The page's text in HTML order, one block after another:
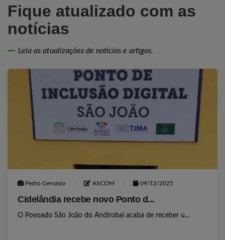
Fique atualizado com as
notícias
Leia as atualizações de notícias e artigos.
Pedro Gervásio ASCOM 09/12/2025
Cidelândia recebe novo Ponto d...
O Povoado São João do Andirobal acaba de receber u...